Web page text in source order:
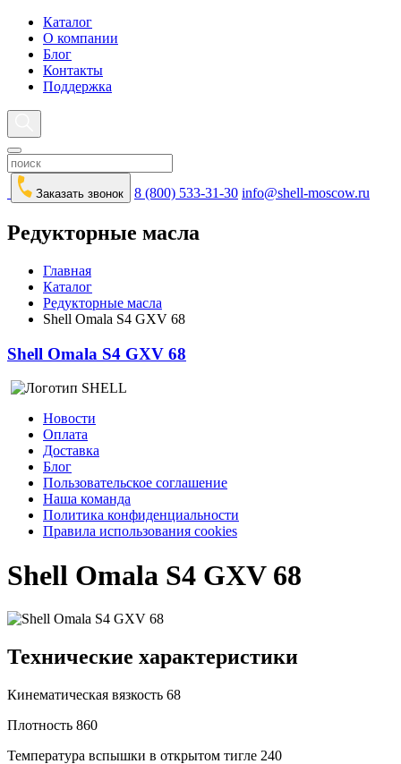
Каталог
О компании
Блог
Контакты
Поддержка
Заказать звонок 8 (800) 533-31-30 info@shell-moscow.ru
Редукторные масла
Главная
Каталог
Редукторные масла
Shell Omala S4 GXV 68
Shell Omala S4 GXV 68
Новости
Оплата
Доставка
Блог
Пользовательское соглашение
Наша команда
Политика конфиденциальности
Правила использования cookies
Shell Omala S4 GXV 68
Технические характеристики
Кинематическая вязкость 68
Плотность 860
Температура вспышки в открытом тигле 240